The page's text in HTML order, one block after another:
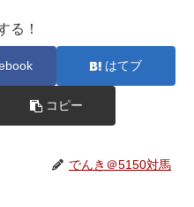
る！
はてブ
コピー
でんき＠5150対馬